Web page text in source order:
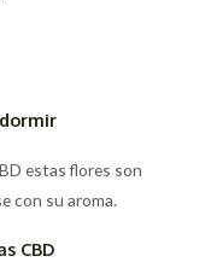
estas flores son
con su aroma.
CBD